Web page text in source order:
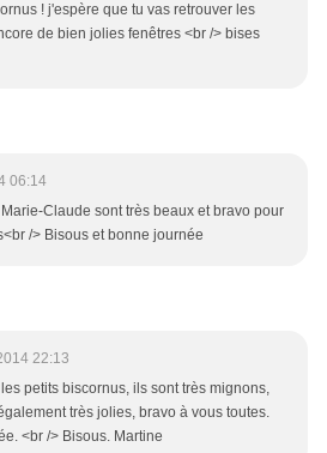
! j'espère que tu vas retrouver les
de bien jolies fenêtres <br /> bises
06:14
Claude sont très beaux et bravo pour
/> Bisous et bonne journée
22:13
petits biscornus, ils sont très mignons,
très jolies, bravo à vous toutes.
<br /> Bisous. Martine